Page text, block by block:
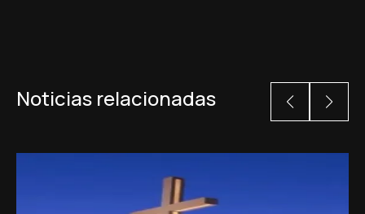
Noticias relacionadas